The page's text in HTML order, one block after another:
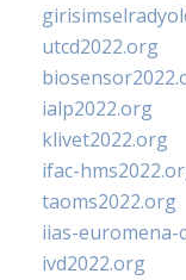
utcd2022.org
ialp2022.org
klivet2022.org
ifac-
taoms2022.org
iias-euromena-
ivd2022.org